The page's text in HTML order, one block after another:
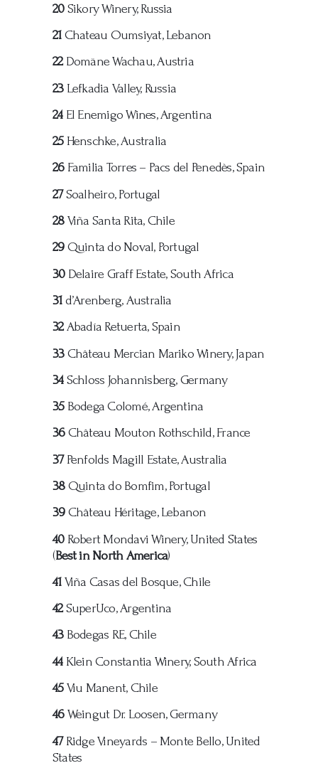
20Sikory Winery, Russia
21Chateau Oumsiyat, Lebanon
22Domäne Wachau, Austria
23Lefkadia Valley, Russia
24El Enemigo Wines, Argentina
25Henschke, Australia
26Familia Torres – Pacs del Penedès, Spain
27Soalheiro, Portugal
28Viña Santa Rita, Chile
29Quinta do Noval, Portugal
30Delaire Graff Estate, South Africa
31d’Arenberg, Australia
32Abadía Retuerta, Spain
33Château Mercian Mariko Winery, Japan
34Schloss Johannisberg, Germany
35Bodega Colomé, Argentina
36Château Mouton Rothschild, France
37Penfolds Magill Estate, Australia
38Quinta do Bomfim, Portugal
39Château Héritage, Lebanon
40Robert Mondavi Winery, United States
(Best in North America)
41Viña Casas del Bosque, Chile
42SuperUco, Argentina
43Bodegas RE, Chile
44Klein Constantia Winery, South Africa
45Viu Manent, Chile
46Weingut Dr. Loosen, Germany
47Ridge Vineyards – Monte Bello, United
States